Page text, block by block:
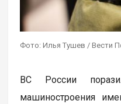
Фото: Илья Тушев / Вести
ВС России
машиностроения